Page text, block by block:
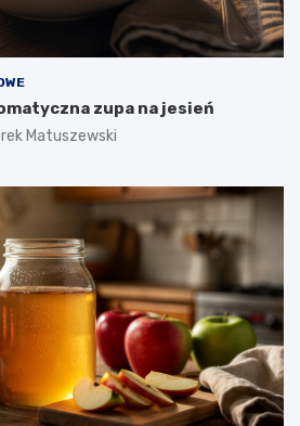
zupa na jesień
Matuszewski